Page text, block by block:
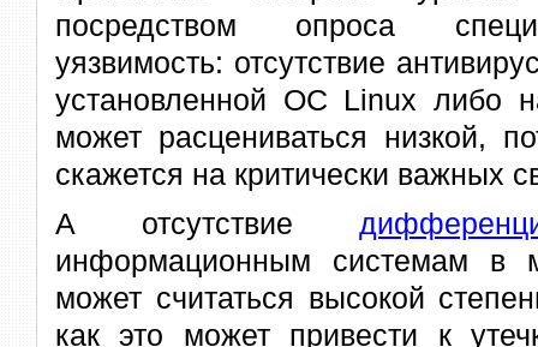
посредством опроса
уязвимость: отсутствие
установленной ОС Linux либо
может расцениваться низкой,
скажется на критически важных
А отсутствие
информационным системам в
может считаться высокой
как это может привести к